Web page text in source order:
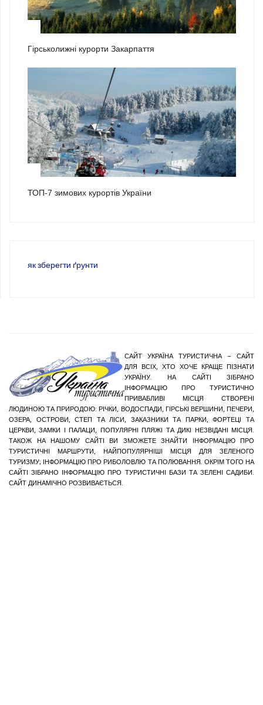
Гірськолижні курорти Закарпаття
ТОП-7 зимових курортів України
як зберегти ґрунти
САЙТ УКРАЇНА ТУРИСТИЧНА – САЙТ
ДЛЯ ВСІХ, ХТО ХОЧЕ КРАЩЕ ПІЗНАТИ
УКРАЇНУ. НА САЙТІ ЗІБРАНО
ІНФОРМАЦІЮ ПРО ТУРИСТИЧНО
ПРИВАБЛИВІ МІСЦЯ СТВОРЕНІ
ЛЮДИНОЮ ТА ПРИРОДОЮ: РІЧКИ, ВОДОСПАДИ, ГІРСЬКІ ВЕРШИНИ, ПЕЧЕРИ,
ОЗЕРА, ОСТРОВИ, СТЕП ТА ЛІСИ, ЗАКАЗНИКИ ТА ПАРКИ, ФОРТЕЦІ ТА
ЦЕРКВИ, ЗАМКИ І ПАЛАЦИ, ПОПУЛЯРНІ ПЛЯЖІ ТА ДИКІ НЕЗВІДАНІ МІСЦЯ.
ТАКОЖ НА НАШОМУ САЙТІ ВИ ЗМОЖЕТЕ ЗНАЙТИ ІНФОРМАЦІЮ ПРО
ТУРИСТИЧНІ МАРШРУТИ, НАЙПОПУЛЯРНІШІ МІСЦЯ ДЛЯ ЗЕЛЕНОГО
ТУРИЗМУ; ІНФОРМАЦІЮ ПРО РИБОЛОВЛЮ ТА ПОЛЮВАННЯ. ОКРІМ ТОГО НА
САЙТІ ЗІБРАНО ІНФОРМАЦІЮ ПРО ТУРИСТИЧНІ БАЗИ ТА ЗЕЛЕНІ САДИБИ.
САЙТ ДИНАМІЧНО РОЗВИВАЄТЬСЯ.